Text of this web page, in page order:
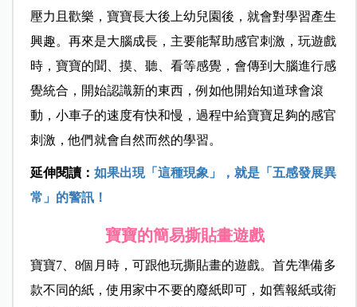
壓力且歡樂，寶寶長大後上幼兒園後，就會對學習產生
興趣。再來是大腦成長，主要能幫助感官刺激，玩遊戲
時，寶寶的聞、摸、聽、看等感覺，會傳到大腦進行感
覺統合，開始認識新的東西，例如他開始知道球會滾
動，小車子的速度有快和慢，過程中給寶寶足夠的感官
刺激，他們就會自然而然的學習。
延伸閱讀： 如果出現「這種現象」，就是「五感發展異
常」的警訊！
寶寶的簡易撕貼畫遊戲
寶寶7、8個月時，可跟他玩撕貼畫的遊戲。首先準備多
款不同的紙，使用家中不要的廢紙即可，如舊報紙或衛